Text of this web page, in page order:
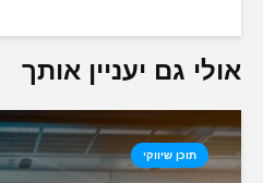
אולי גם יעניין אותך
תוכן שיווקי